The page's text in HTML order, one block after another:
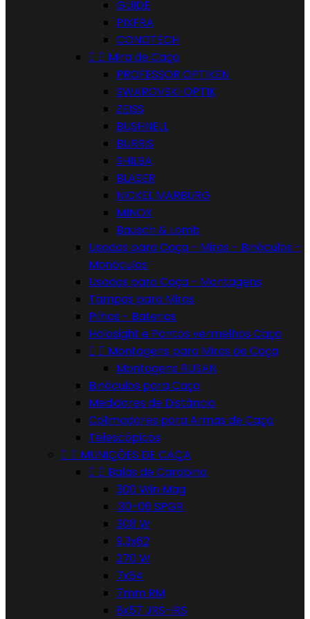
GUIDE
PIXFRA
CONOTECH
  Mira de Caça
PROFESSOR OPTIKEN
SWAROVSKI OPTIK
ZEISS
BUSHNELL
BURRIS
SHILBA
BLASER
NICKEL MARBURG
MINOX
Bausch & Lomb
Usados para Caça - Miras - Binóculos -
Monóculos
Usados para Caça - Montagens
Tampas para Miras
Pilhas - Baterias
Holosight e Pontos vermelhos Caça
  Montagens para Miras de Caça
Montagens RUSAN
Binóculos para Caça
Medidores de Distância
Colimadores para Armas de Caça
Telescópicos
  MUNIÇÕES DE CAÇA
  Balas de Carabina
300 Win Mag
.30-06 SPGR
308 W
9,3x62
270 W
7x64
7mm RM
8x57 JRS-IRS